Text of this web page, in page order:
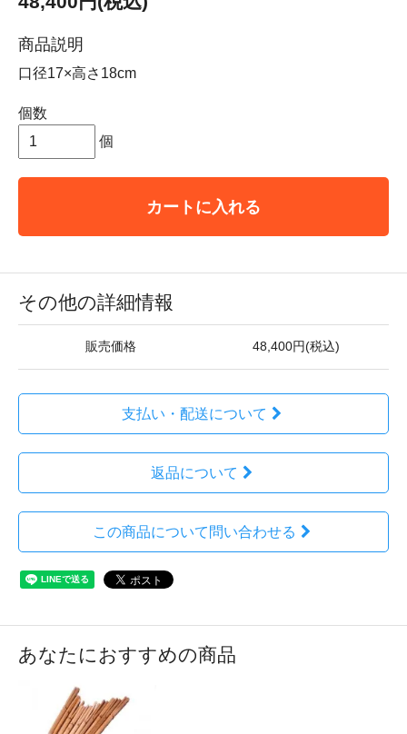
商品説明
口径17×高さ18cm
個数
個
カートに入れる
その他の詳細情報
販売価格 48,400円(税込)
支払い・配送について
返品について
この商品について問い合わせる
あなたにおすすめの商品